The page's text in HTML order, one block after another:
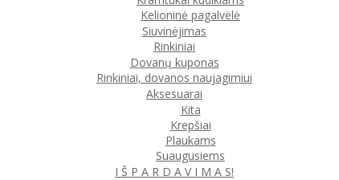
Kelioninė pagalvėlė
Siuvinėjimas
Rinkiniai
Dovanų kuponas
Rinkiniai, dovanos naujagimiui
Aksesuarai
Kita
Krepšiai
Plaukams
Suaugusiems
I Š P A R D A V I M A S!